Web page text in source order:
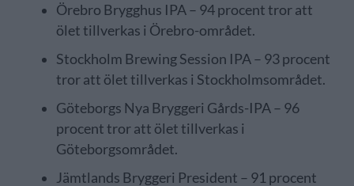
Örebro Brygghus IPA – 94 procent tror att
ölet tillverkas i Örebro-området.
Stockholm Brewing Session IPA – 93 procent
tror att ölet tillverkas i Stockholmsområdet.
Göteborgs Nya Bryggeri Gårds-IPA – 96
procent tror att ölet tillverkas i
Göteborgsområdet.
Jämtlands Bryggeri President – 91 procent